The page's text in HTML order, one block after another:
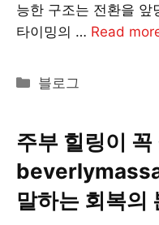
능한 구조는 전환을 앞
타이밍의 … Read
Categories
블로그
주부 힐링이
말하는 회복의